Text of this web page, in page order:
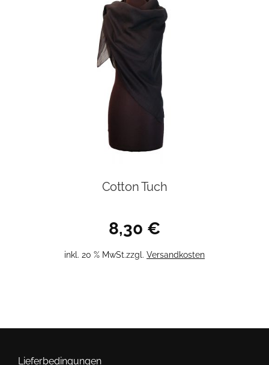
Cotton Tuch
8,30 €
inkl. 20 % MwSt.zzgl. Versandkosten
Lieferbedingungen